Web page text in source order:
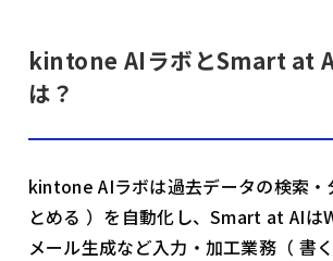
kintone AIラボとSmart at
は？
kintone AIラボは過去データの検索・
とめる ）を自動化し、Smart at AIは
メール生成など入力・加工業務（ 書